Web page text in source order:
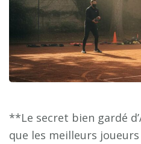
**Le secret bien gardé
que les meilleurs